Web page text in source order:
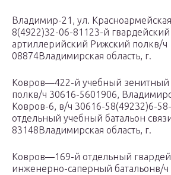
Владимир-21, ул.
8(4922)32-06-81123-й
артиллерийский Рижский полкв/ч
08874Владимирская область, г.
Ковров—422-й учебный зенитный
полкв/ч 30616-5601906,
Ковров-6, в/ч 30616-58(49232)6-
отдельный учебный батальон
83148Владимирская область, г.
Ковров—169-й отдельный
инженерно-саперный батальонв/ч